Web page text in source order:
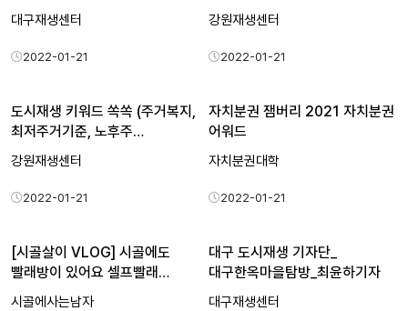
대구재생센터
2022-01-21
강원재생센터
2022-01-21
도시재생 키워드 쏙쏙 (주거복지,
최저주거기준, 노후주…
강원재생센터
2022-01-21
자치분권 잼버리 2021 자치분권
어워드
자치분권대학
2022-01-21
[시골살이 VLOG] 시골에도
빨래방이 있어요 셀프빨래…
시골에사는남자
대구 도시재생 기자단_
대구한옥마을탐방_최윤하기자
대구재생센터